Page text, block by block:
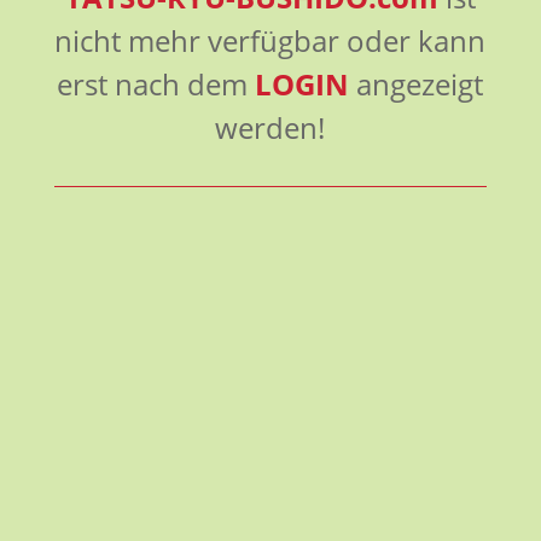
nicht mehr verfügbar oder kann
erst nach dem LOGIN angezeigt
werden!